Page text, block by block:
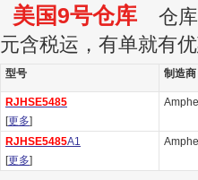
美国9号仓库 仓库
元含税运，有单就有
型号 制造商
RJHSE5485
[更多]
RJHSE5485A1
[更多]